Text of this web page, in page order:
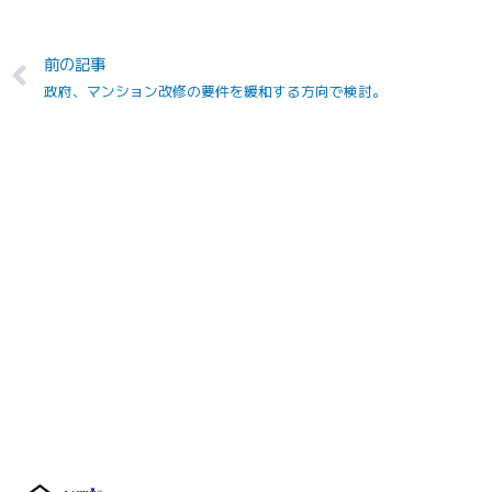
Prev
前の記事
政府、マンション改修の要件を緩和する方向で検討。